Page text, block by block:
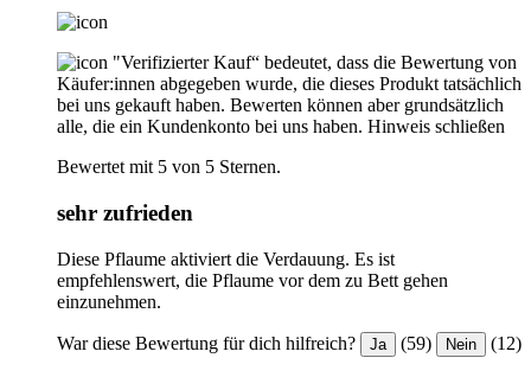
"Verifizierter Kauf“ bedeutet, dass die Bewertung von
Käufer:innen abgegeben wurde, die dieses Produkt tatsächlich
bei uns gekauft haben. Bewerten können aber grundsätzlich
alle, die ein Kundenkonto bei uns haben. Hinweis schließen
Bewertet mit 5 von 5 Sternen.
sehr zufrieden
Diese Pflaume aktiviert die Verdauung. Es ist
empfehlenswert, die Pflaume vor dem zu Bett gehen
einzunehmen.
War diese Bewertung für dich hilfreich? Ja (59) Nein (12)